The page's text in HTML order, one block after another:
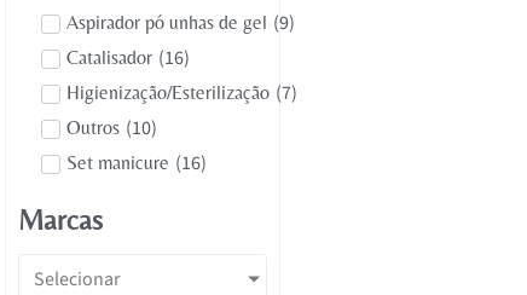
Aspirador pó unhas de gel (9)
Catalisador (16)
Higienização/Esterilização (7)
Outros (10)
Set manicure (16)
Marcas
Selecionar